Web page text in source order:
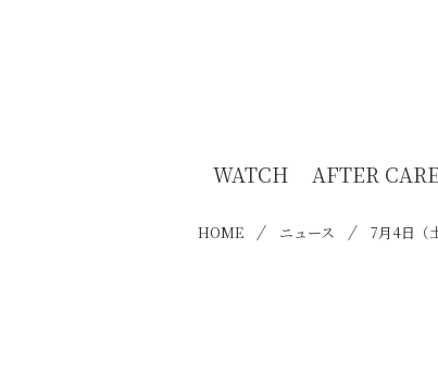
WATCH AFTER CARE
HOME ニュース 7月4日（